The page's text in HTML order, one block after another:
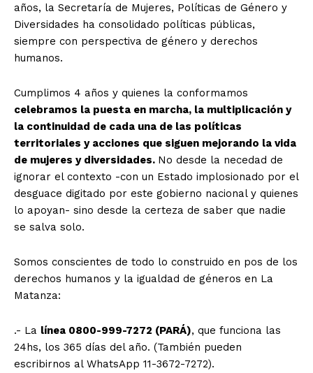
años, la Secretaría de Mujeres, Políticas de Género y
Diversidades ha consolidado políticas públicas,
siempre con perspectiva de género y derechos
humanos.
Cumplimos 4 años y quienes la conformamos
celebramos la puesta en marcha, la multiplicación y
la continuidad de cada una de las políticas
territoriales y acciones que siguen mejorando la vida
de mujeres y diversidades. No desde la necedad de
ignorar el contexto -con un Estado implosionado por el
desguace digitado por este gobierno nacional y quienes
lo apoyan- sino desde la certeza de saber que nadie
se salva solo.
Somos conscientes de todo lo construido en pos de los
derechos humanos y la igualdad de géneros en La
Matanza:
.- La línea 0800-999-7272 (PARÁ), que funciona las
24hs, los 365 días del año. (También pueden
escribirnos al WhatsApp 11-3672-7272).